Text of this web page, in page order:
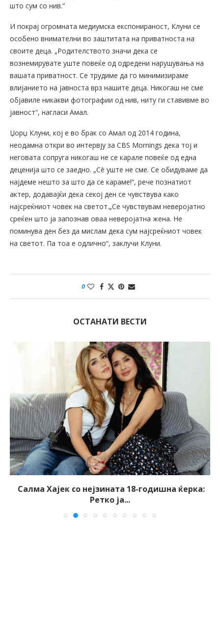
што сум со нив.“
И покрај огромната медиумска експонираност, Клуни се
особено внимателни во заштитата на приватноста на
своите деца. „Родителството значи дека се
вознемирувате уште повеќе од одредени нарушувања на
вашата приватност. Се трудиме да го минимизираме
влијанието на јавноста врз нашите деца. Никогаш не сме
објавиле никакви фотографии од нив, ниту ги ставивме во
јавност“, нагласи Амал.
Џорџ Клуни, кој е во брак со Амал од 2014 година,
неодамна откри во интервју за CBS Mornings дека тој и
неговата сопруга никогаш не се карале повеќе од една
деценија што се заедно. „Сè уште не сме. Се обидуваме да
најдеме нешто за што да се караме!“, рече познатиот
актер, додавајќи дека секој ден се чувствува како
најсреќниот човек на светот.„Се чувствувам неверојатно
среќен што ја запознав оваа неверојатна жена. Не
поминува ден без да мислам дека сум најсреќниот човек
на светот. Па тоа е одлично“, заклучи Клуни.
0
ОСТАНАТИ ВЕСТИ
Салма Хајек со нејзината 18-годишна ќерка:
Ретко ја...